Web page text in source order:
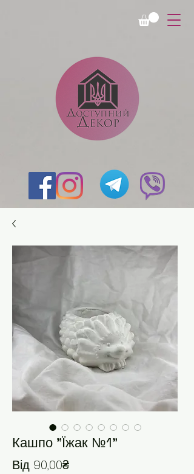
Кашпо "Їжак №1"
Від 90,00₴За розпродажем